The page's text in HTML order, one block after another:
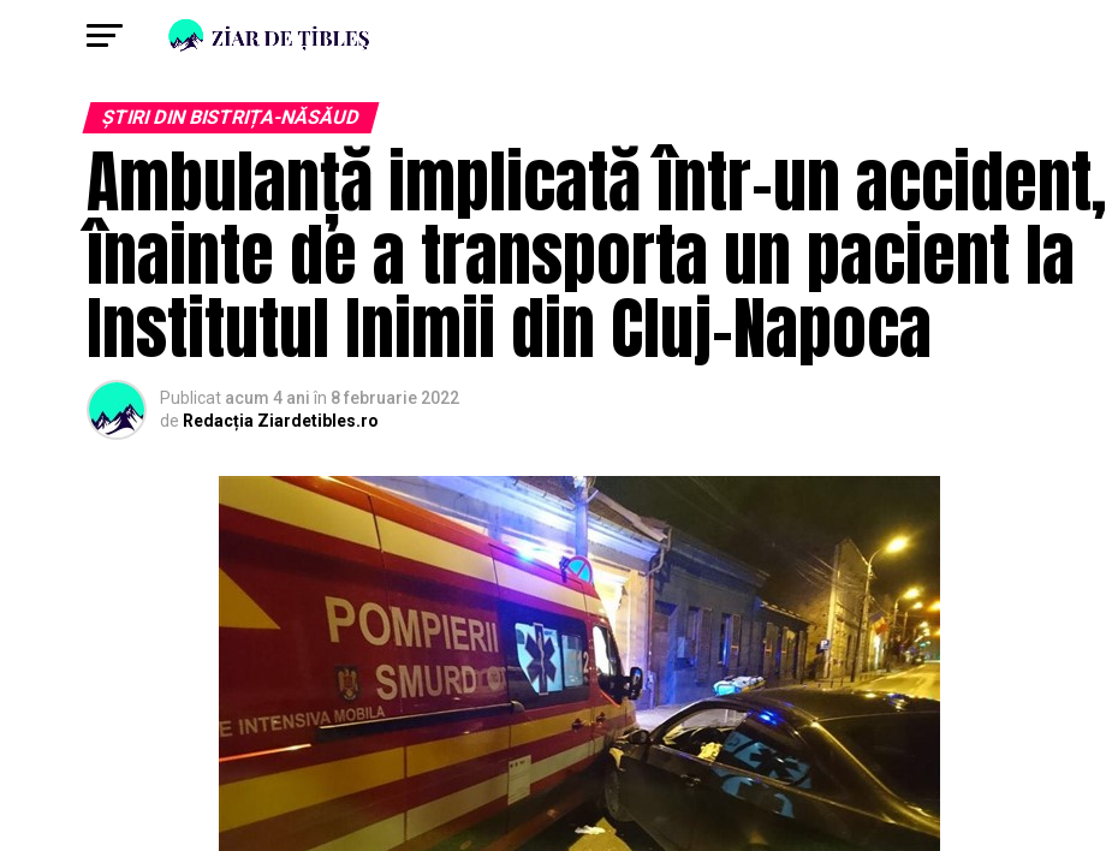
ȘTIRI DIN BISTRIȚA-NĂSĂUD
Ambulanță implicată într-un accident,
înainte de a transporta un pacient la
Institutul Inimii din Cluj-Napoca
Publicat acum 4 ani în 8 februarie 2022
de Redacția Ziardetibles.ro